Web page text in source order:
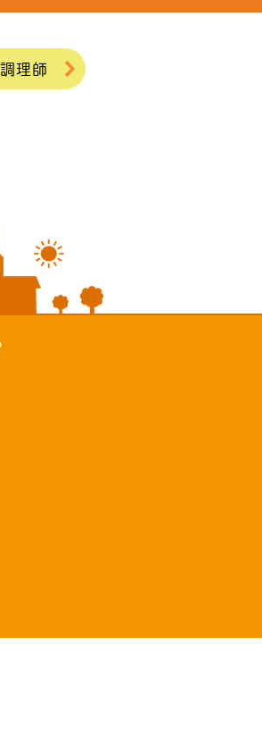
理師